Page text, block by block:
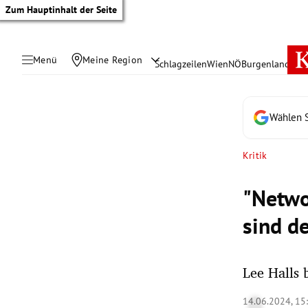
Zum Hauptinhalt der Seite
Menü Meine Region SchlagzeilenWienNÖBurgenland
Wählen
Kritik
sind
Lee Halls
14.06.2024,